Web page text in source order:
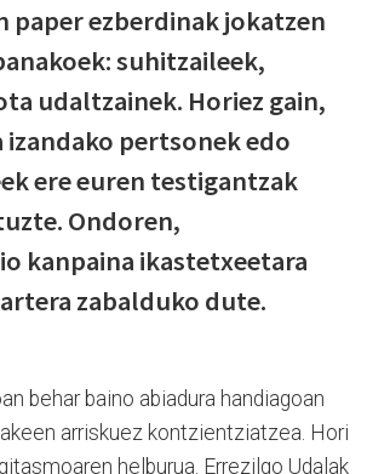
paper ezberdinak jokatzen
suhitzaileek,
udaltzainek. Horiez gain,
pertsonek edo
ere euren testigantzak
Ondoren,
kanpaina ikastetxeetara
zabalduko dute.
behar baino abiadura handiagoan
arriskuez kontzientziatzea. Hori
helburua. Errezilgo Udalak